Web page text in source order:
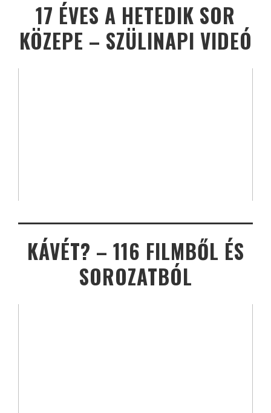
17 ÉVES A HETEDIK SOR
KÖZEPE – SZÜLINAPI VIDEÓ
KÁVÉT? – 116 FILMBŐL ÉS
SOROZATBÓL